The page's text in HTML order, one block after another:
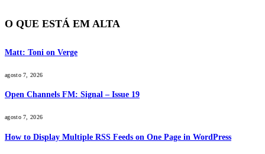
O QUE ESTÁ EM ALTA
Matt: Toni on Verge
agosto 7, 2026
Open Channels FM: Signal – Issue 19
agosto 7, 2026
How to Display Multiple RSS Feeds on One Page in WordPress